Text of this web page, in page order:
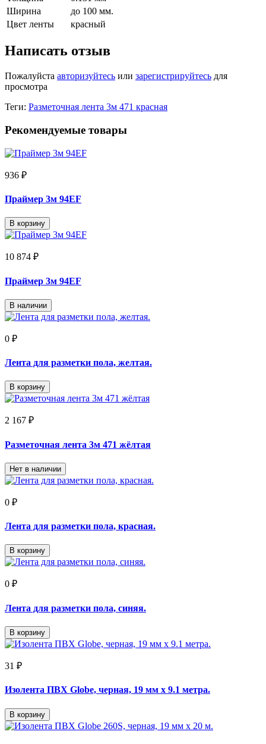
Ширина
до 100 мм.
Цвет ленты
красный
Написать отзыв
Пожалуйста авторизуйтесь или зарегистрируйтесь для
просмотра
Теги: Разметочная лента 3м 471 красная
Рекомендуемые товары
936 ₽
Праймер 3м 94EF
В корзину
10 874 ₽
Праймер 3м 94EF
В наличии
0 ₽
Лента для разметки пола, желтая.
В корзину
2 167 ₽
Разметочная лента 3м 471 жёлтая
Нет в наличии
0 ₽
Лента для разметки пола, красная.
В корзину
0 ₽
Лента для разметки пола, синяя.
В корзину
31 ₽
Изолента ПВХ Globe, черная, 19 мм х 9.1 метра.
В корзину